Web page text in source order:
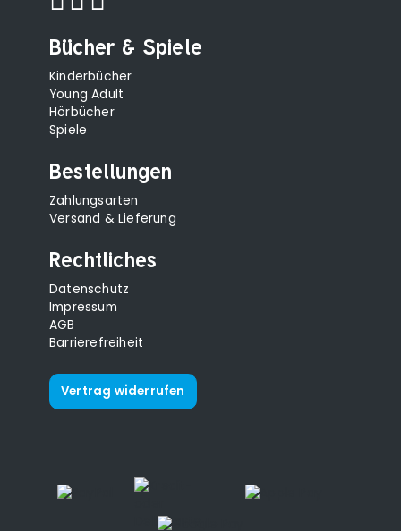
Bücher & Spiele
Kinderbücher
Young Adult
Hörbücher
Spiele
Bestellungen
Zahlungsarten
Versand & Lieferung
Rechtliches
Datenschutz
Impressum
AGB
Barrierefreiheit
Vertrag widerrufen